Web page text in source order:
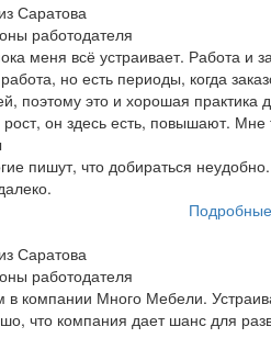
Саратова
работодателя
меня всё устраивает. Работа и
но есть периоды, когда
поэтому это и хорошая практика
он здесь есть, повышают. Мне
пишут, что добираться
Саратова
работодателя
в компании Много Мебели.
что компания дает шанс для